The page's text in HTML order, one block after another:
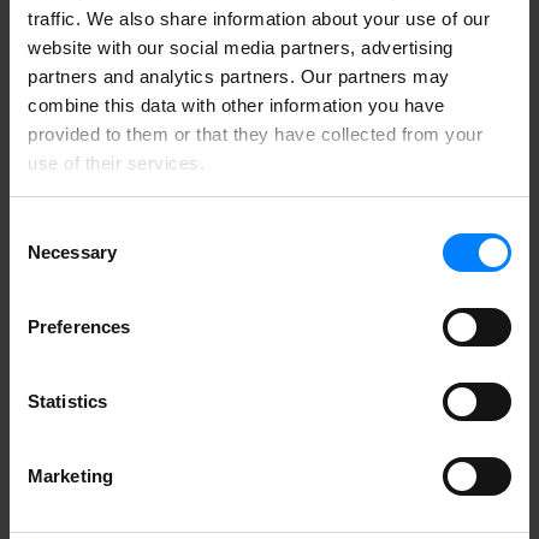
traffic. We also share information about your use of our
website with our social media partners, advertising
partners and analytics partners. Our partners may
combine this data with other information you have
provided to them or that they have collected from your
use of their services.
Selection
Necessary
Preferences
Statistics
Marketing
Hvilke fejl laver virksomheder typisk,